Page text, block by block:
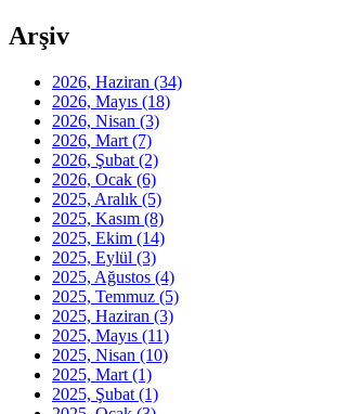
Arşiv
2026, Haziran (34)
2026, Mayıs (18)
2026, Nisan (3)
2026, Mart (7)
2026, Şubat (2)
2026, Ocak (6)
2025, Aralık (5)
2025, Kasım (8)
2025, Ekim (14)
2025, Eylül (3)
2025, Ağustos (4)
2025, Temmuz (5)
2025, Haziran (3)
2025, Mayıs (11)
2025, Nisan (10)
2025, Mart (1)
2025, Şubat (1)